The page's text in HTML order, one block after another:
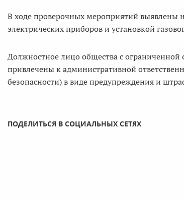
В ходе проверочных мероприятий выявлены
электрических приборов и установкой
Должностное лицо общества с ограниченной
привлечены к административной
безопасности) в виде предупреждения и
ПОДЕЛИТЬСЯ В СОЦИАЛЬНЫХ СЕТЯХ